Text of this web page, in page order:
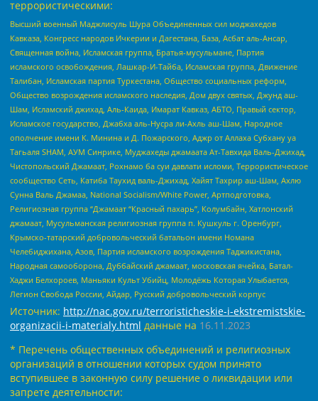
террористическими:
Высший военный Маджлисуль Шура Объединенных сил моджахедов
Кавказа, Конгресс народов Ичкерии и Дагестана, База, Асбат аль-Ансар,
Священная война, Исламская группа, Братья-мусульмане, Партия
исламского освобождения, Лашкар-И-Тайба, Исламская группа, Движение
Талибан, Исламская партия Туркестана, Общество социальных реформ,
Общество возрождения исламского наследия, Дом двух святых, Джунд аш-
Шам, Исламский джихад, Аль-Каида, Имарат Кавказ, АБТО, Правый сектор,
Исламское государство, Джабха аль-Нусра ли-Ахль аш-Шам, Народное
ополчение имени К. Минина и Д. Пожарского, Аджр от Аллаха Субхану уа
Тагьаля SHAM, АУМ Синрике, Муджахеды джамаата Ат-Тавхида Валь-Джихад,
Чистопольский Джамаат, Рохнамо ба суи давлати исломи, Террористическое
сообщество Сеть, Катиба Таухид валь-Джихад, Хайят Тахрир аш-Шам, Ахлю
Сунна Валь Джамаа, National Socialism/White Power, Артподготовка,
Религиозная группа “Джамаат “Красный пахарь”, Колумбайн, Хатлонский
джамаат, Мусульманская религиозная группа п. Кушкуль г. Оренбург,
Крымско-татарский добровольческий батальон имени Номана
Челебиджихана, Азов, Партия исламского возрождения Таджикистана,
Народная самооборона, Дуббайский джамаат, московская ячейка, Батал-
Хаджи Белхороев, Маньяки Культ Убийц, Молодёжь Которая Улыбается,
Легион Свобода России, Айдар, Русский добровольческий корпус
Источник: http://nac.gov.ru/terroristicheskie-i-ekstremistskie-
organizacii-i-materialy.html данные на 16.11.2023
* Перечень общественных объединений и религиозных
организаций в отношении которых судом принято
вступившее в законную силу решение о ликвидации или
запрете деятельности: